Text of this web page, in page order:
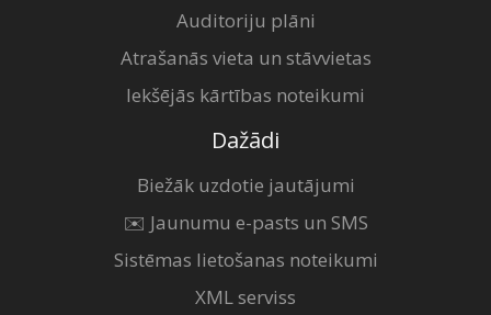
Auditoriju plāni
Atrašanās vieta un stāvvietas
Iekšējās kārtības noteikumi
Dažādi
Biežāk uzdotie jautājumi
✉️ Jaunumu e-pasts un SMS
Sistēmas lietošanas noteikumi
XML serviss